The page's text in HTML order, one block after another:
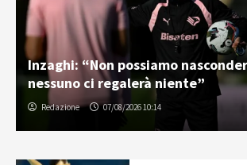
Inzaghi: “Non possiamo
nessuno ci regalerà niente”
Redazione 07/08/2026 10:14